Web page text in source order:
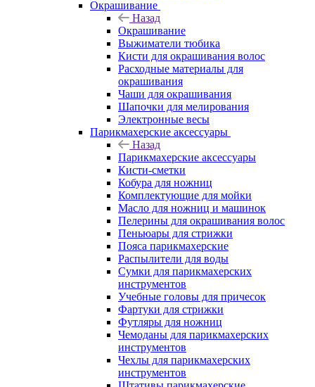
Окрашивание
Назад
Окрашивание
Выжиматели тюбика
Кисти для окрашивания волос
Расходные материалы для
окрашивания
Чаши для окрашивания
Шапочки для мелирования
Электронные весы
Парикмахерские аксессуары
Назад
Парикмахерские аксессуары
Кисти-сметки
Кобура для ножниц
Комплектующие для мойки
Масло для ножниц и машинок
Пелерины для окрашивания волос
Пеньюары для стрижки
Пояса парикмахерские
Распылители для воды
Сумки для парикмахерских
инструментов
Учебные головы для причесок
Фартуки для стрижки
Футляры для ножниц
Чемоданы для парикмахерских
инструментов
Чехлы для парикмахерских
инструментов